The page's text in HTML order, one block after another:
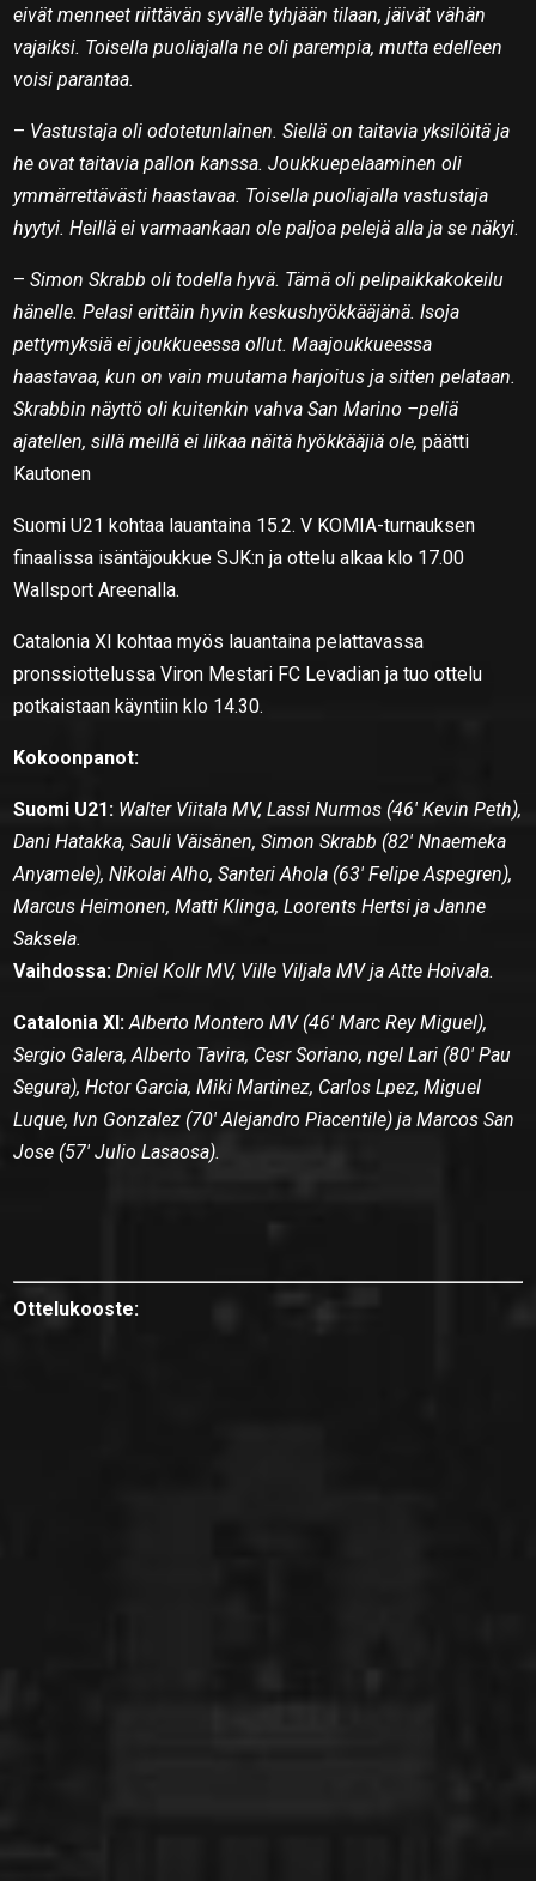
eivät menneet riittävän syvälle tyhjään tilaan, jäivät vähän
vajaiksi. Toisella puoliajalla ne oli parempia, mutta edelleen
voisi parantaa.
– Vastustaja oli odotetunlainen. Siellä on taitavia yksilöitä ja
he ovat taitavia pallon kanssa. Joukkuepelaaminen oli
ymmärrettävästi haastavaa. Toisella puoliajalla vastustaja
hyytyi. Heillä ei varmaankaan ole paljoa pelejä alla ja se näkyi.
–Simon Skrabb oli todella hyvä. Tämä oli pelipaikkakokeilu
hänelle. Pelasi erittäin hyvin keskushyökkääjänä. Isoja
pettymyksiä ei joukkueessa ollut. Maajoukkueessa
haastavaa, kun on vain muutama harjoitus ja sitten pelataan.
Skrabbin näyttö oli kuitenkin vahva San Marino –peliä
ajatellen, sillä meillä ei liikaa näitä hyökkääjiä ole, päätti
Kautonen
Suomi U21 kohtaa lauantaina 15.2. V KOMIA-turnauksen
finaalissa isäntäjoukkue SJK:n ja ottelu alkaa klo 17.00
Wallsport Areenalla.
Catalonia XI kohtaa myös lauantaina pelattavassa
pronssiottelussa Viron Mestari FC Levadian ja tuo ottelu
potkaistaan käyntiin klo 14.30.
Kokoonpanot:
Suomi U21: Walter Viitala MV, Lassi Nurmos (46′ Kevin Peth),
Dani Hatakka, Sauli Väisänen, Simon Skrabb (82′ Nnaemeka
Anyamele), Nikolai Alho, Santeri Ahola (63′ Felipe Aspegren),
Marcus Heimonen, Matti Klinga, Loorents Hertsi ja Janne
Saksela.
Vaihdossa: Dniel Kollr MV, Ville Viljala MV ja Atte Hoivala.
Catalonia XI: Alberto Montero MV (46′ Marc Rey Miguel),
Sergio Galera, Alberto Tavira, Cesr Soriano, ngel Lari (80′ Pau
Segura), Hctor Garcia, Miki Martinez, Carlos Lpez, Miguel
Luque, Ivn Gonzalez (70′ Alejandro Piacentile) ja Marcos San
Jose (57′ Julio Lasaosa).
Ottelukooste: